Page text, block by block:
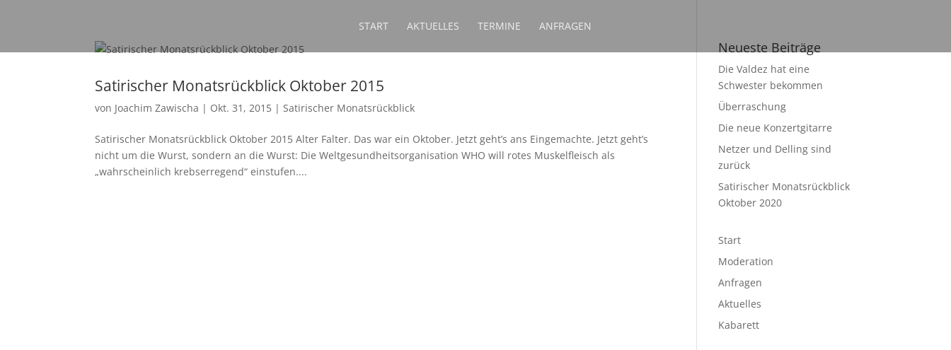
START AKTUELLES TERMINE ANFRAGEN
Satirischer Monatsrückblick Oktober 2015
von Joachim Zawischa | Okt. 31, 2015 |Satirischer Monatsrückblick
Satirischer Monatsrückblick Oktober 2015 Alter Falter. Das war ein Oktober. Jetzt geht’s ans Eingemachte. Jetzt geht’s
nicht um die Wurst, sondern an die Wurst: Die Weltgesundheitsorganisation WHO will rotes Muskelfleisch als
„wahrscheinlich krebserregend“ einstufen....
Neueste Beiträge
Die Valdez hat eine
Schwester bekommen
Überraschung
Die neue Konzertgitarre
Netzer und Delling sind
zurück
Satirischer Monatsrückblick
Oktober 2020
Start
Moderation
Anfragen
Aktuelles
Kabarett